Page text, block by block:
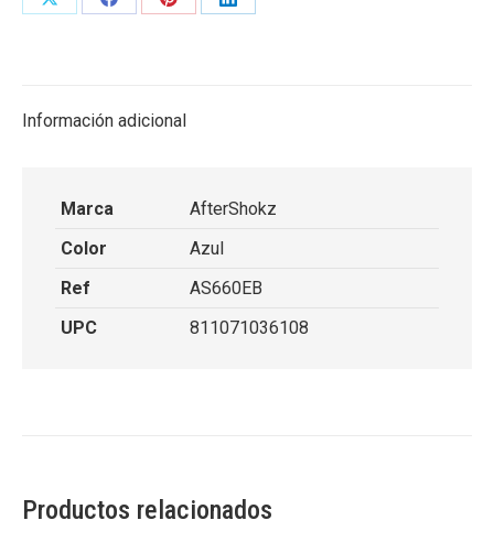
Share
Share
Share
Share
Información adicional
Marca
AfterShokz
Color
Azul
Ref
AS660EB
UPC
811071036108
Productos relacionados